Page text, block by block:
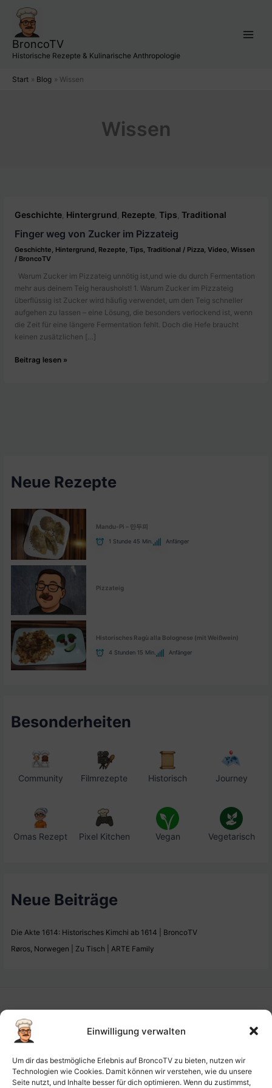
Einwilligung verwalten
Um dir das bestmögliche Erlebnis auf BroncoTV zu bieten, nutzen wir
Technologien wie Cookies. Damit können wir verstehen, wie du unsere
Seite nutzt, und Inhalte besser für dich optimieren. Wenn du zustimmst,
Inhalt
springen
BroncoTV
Historische Rezepte & Kulinarische Anthropologie
Start Blog Wissen
Wissen
Geschichte, Hintergrund, Rezepte,Tips,Traditional
Finger weg von Zucker im Pizzateig
Geschichte, Hintergrund, Rezepte,Tips,Traditional / Pizza,Video,Wissen
/ BroncoTV
Warum Zucker im Pizzateig unnötig ist,und wie du durch Fermentation
mehr aus deinem Teig herausholst! 1. Warum Zucker im Pizzateig
überflüssig ist Zucker wird häufig verwendet, um den Teig schneller
aufgehen zu lassen – eine Lösung, die besonders verlockend ist, wenn
die Zeit für eine längere Fermentation fehlt. Doch die Hefe braucht
keinen zusätzlichen […]
Finger
Beitrag lesen »
Neue Rezepte
Mandu-Pi – 만두피
1 Stunde 45 Min. Anfänger
Pizzateig
Historisches Ragù alla Bolognese (mit Weißwein)
4 Stunden 15 Min. Anfänger
Besonderheiten
Community Filmrezepte Historisch Journey
Omas Rezept Pixel Kitchen Vegan Vegetarisch
Neue Beiträge
Die Akte 1614: Historisches Kimchi ab 1614 | BroncoTV
Røros, Norwegen | Zu Tisch | ARTE Family
Datenschutz-Haftung
Cookie-Richtlinie (EU)